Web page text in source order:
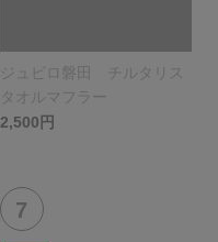
ジュビロ磐田 チルタリス
タオルマフラー
2,500円